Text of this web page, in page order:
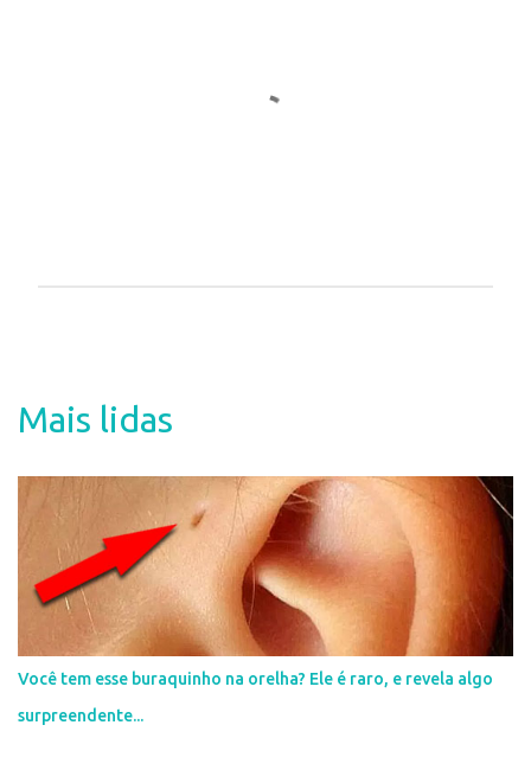
a
r
m
n
t
i
o
Mais lidas
Você tem esse buraquinho na orelha? Ele é raro, e revela algo
surpreendente...